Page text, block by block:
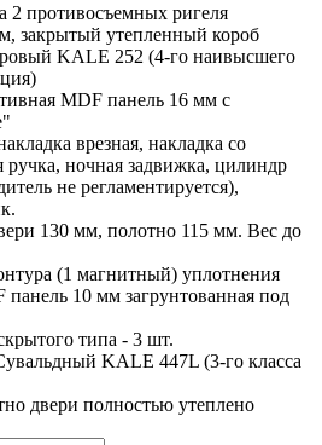
2 противосъемных ригеля
закрытый утепленный короб
KALE 252 (4-го наивысшего
MDF панель 16 мм с
врезная, накладка со
ручка, ночная задвижка, цилиндр
не регламентируется),
130 мм, полотно 115 мм. Вес до
(1 магнитный) уплотнения
панель 10 мм загрунтованная под
типа - 3 шт.
KALE 447L (3-го класса
двери полностью утеплено